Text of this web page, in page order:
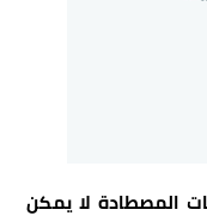
المصطادة لا يمكن